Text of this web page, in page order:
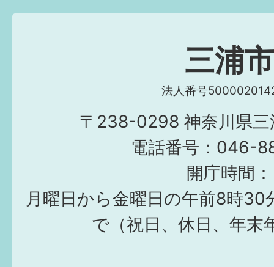
三浦市
法人番号
〒238-0298 神奈川県三
電話番号：046-
開庁時間：
月曜日から金曜日の午前8時30
で（祝日、休日、年末